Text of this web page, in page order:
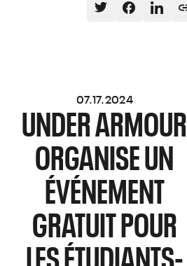
07.17.2024
UNDER ARMOUR
ORGANISE UN
ÉVÉNEMENT
GRATUIT POUR
LES ÉTUDIANTS-